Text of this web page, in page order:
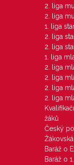
2. liga
2. liga
1. liga
2. liga
2. liga
1. liga
2. liga
2. liga
2. liga
2. liga
žáků
Český
Baráž o
Baráž o